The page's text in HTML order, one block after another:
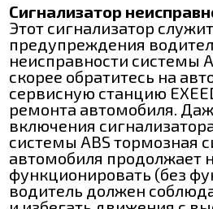
Сигнализатор
Этот сигнализатор
предупреждения
неисправности системы
скорее обратитесь на
сервисную станцию
ремонта автомобиля.
включения
системы ABS тормозная
автомобиля продолжает
функционировать (без
водитель должен